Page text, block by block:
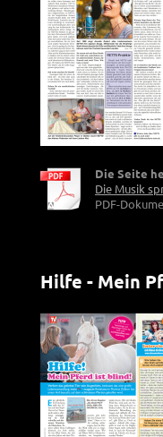
Die Seite
Die Musik
PDF-
Hilfe - Mein